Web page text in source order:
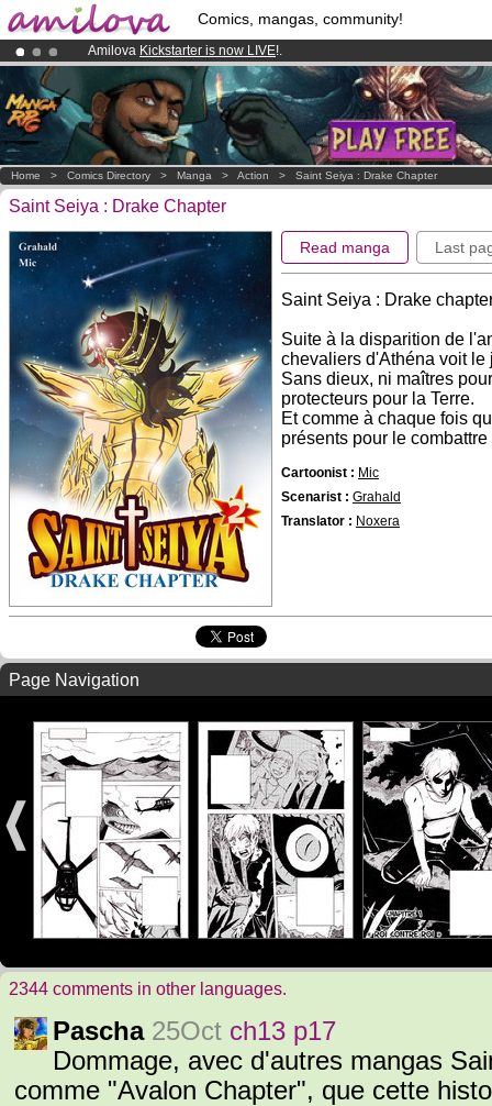
Comics, mangas, community!
Amilova Kickstarter is now LIVE!.
Premium membership from3.95 eurosper month !Get membership
Already 134393 membersand 1208 comics & mangas!.
Home > Comics Directory > Manga > Action > Saint Seiya : Drake Chapter
Saint Seiya : Drake Chapter
Read manga Last
Saint Seiya : Drake
Suite à la disparition de
chevaliers d'Athéna voit le
Sans dieux, ni maîtres
protecteurs pour la Terre.
Et comme à chaque fois
présents pour le combattre
Cartoonist : Mic
Scenarist : Grahald
Translator : Noxera
Page Navigation
2344 comments in other languages.
Pascha 25Oct ch13 p17
Dommage, avec d'autres mangas
comme "Avalon Chapter", que cette